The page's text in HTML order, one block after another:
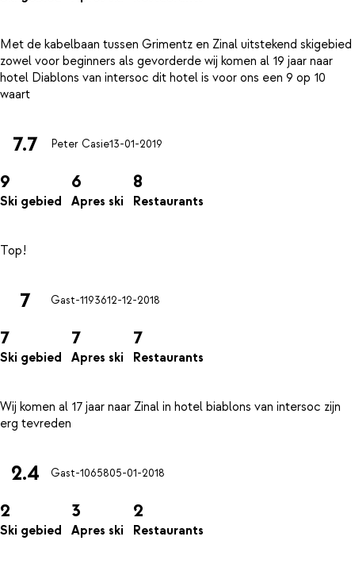
Met de kabelbaan tussen Grimentz en Zinal uitstekend skigebied
zowel voor beginners als gevorderde wij komen al 19 jaar naar
hotel Diablons van intersoc dit hotel is voor ons een 9 op 10
7.7 Peter Casie13-01-2019
9
Ski gebied
6
Apres ski
8
Restaurants
7 Gast-1193612-12-2018
7
Ski gebied
7
Apres ski
7
Restaurants
Wij komen al 17 jaar naar Zinal in hotel biablons van intersoc zijn
2.4 Gast-1065805-01-2018
2
Ski gebied
3
Apres ski
2
Restaurants